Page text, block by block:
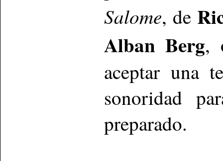
Salome, de
Alban Berg,
aceptar una
sonoridad
preparado.